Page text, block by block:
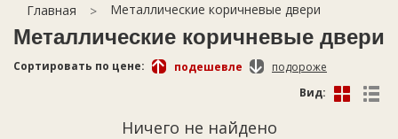
Главная Металлические коричневые двери
Металлические коричневые двери
Сортировать по цене: подешевле
подороже
Вид:
Ничего не найдено